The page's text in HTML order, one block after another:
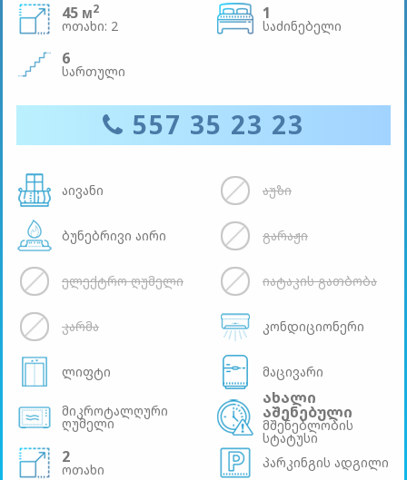
45 м2
ოთახი: 2
1
საძინებელი
6
სართული
557 35 23 23
აივანი აუზი
ბუნებრივი აირი გარაჟი
ელექტრო ღუმელი იატაკის გათბობა
კარმა კონდიციონერი
ლიფტი მაცივარი
მიკროტალღური
ღუმელი
ახალი
აშენებული
მშენებლობის
სტატუსი
2
ოთახი პარკინგის ადგილი